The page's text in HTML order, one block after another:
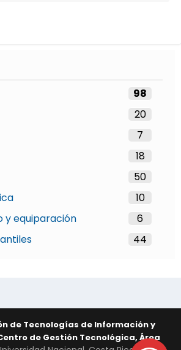
98
20
7
18
50
10
y equiparación
6
44
de Tecnologías de Información y
de Gestión Tecnológica, Área